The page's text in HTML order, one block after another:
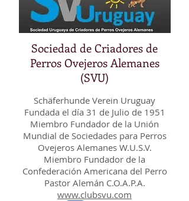
Sociedad de Criadores de
Perros Ovejeros Alemanes
(SVU)
Schäferhunde Verein Uruguay
Fundada el día 31 de Julio de 1951
Miembro Fundador de la Unión
Mundial de Sociedades para Perros
Ovejeros Alemanes W.U.S.V.
Miembro Fundador de la
Confederación Americana del Perro
Pastor Alemán C.O.A.P.A.
www.clubsvu.com